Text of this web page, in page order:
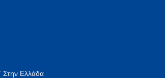
Στην Ελλάδα